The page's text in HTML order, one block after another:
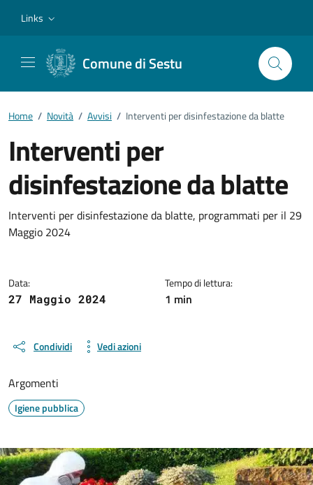
Links
Comune di Sestu
Home / Novità / Avvisi / Interventi per disinfestazione da blatte
Interventi per
disinfestazione da blatte
Dettagli della notizia
Interventi per disinfestazione da blatte, programmati per il 29
Maggio 2024
Data:
27 Maggio 2024
Tempo di lettura:
1 min
Condividi Vedi azioni
Argomenti
Igiene pubblica